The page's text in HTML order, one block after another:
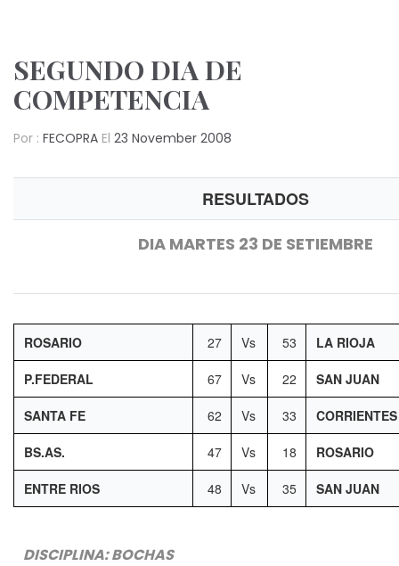
SEGUNDO DIA DE
COMPETENCIA
Por : FECOPRA El 23 November 2008
RESULTADOS
DIA MARTES 23 DE SETIEMBRE
ROSARIO 27 Vs 53 LA RIOJA
P.FEDERAL 67 Vs 22 SAN JUAN
SANTA FE 62 Vs 33 CORRIENTES
BS.AS. 47 Vs 18 ROSARIO
ENTRE RIOS 48 Vs 35 SAN JUAN
DISCIPLINA: BOCHAS